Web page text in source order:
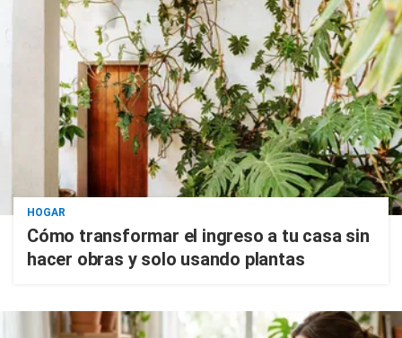
HOGAR
Cómo transformar el ingreso a tu casa sin
hacer obras y solo usando plantas